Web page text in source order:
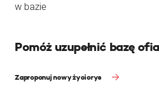
w bazie
Pomóż uzupełnić bazę
Zaproponuj nowy życiorys